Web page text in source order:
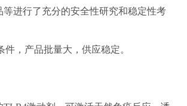
等进行了充分的安全性研究和稳定性考
件，产品批量大，供应稳定。